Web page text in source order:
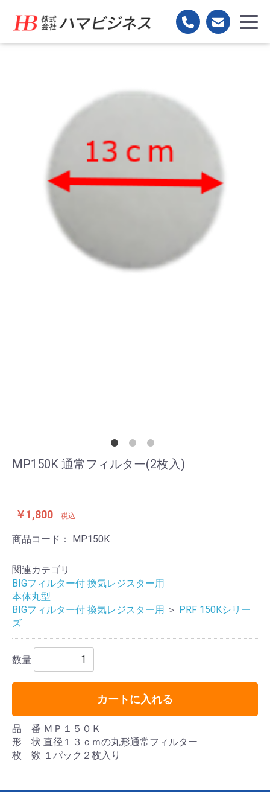
MP150K 通常フィルター(2枚入)
￥1,800 税込
商品コード： MP150K
関連カテゴリ
BIGフィルター付 換気レジスター用
本体丸型
BIGフィルター付 換気レジスター用 ＞ PRF 150Kシリー
ズ
数量
カートに入れる
品 番 ＭＰ１５０Ｋ
形 状 直径１３ｃｍの丸形通常フィルター
枚 数 １パック２枚入り